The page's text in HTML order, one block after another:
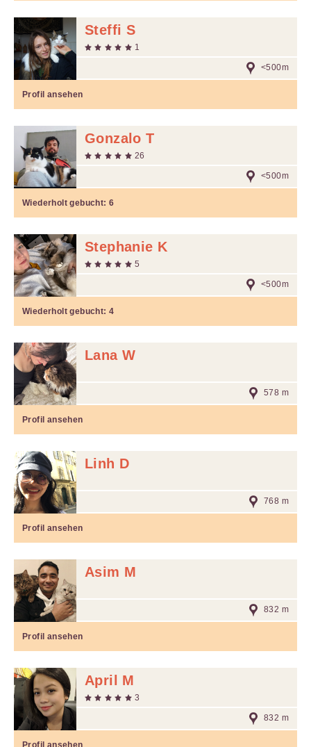
Steffi S
1
<500m
Profil ansehen
Gonzalo T
26
<500m
Wiederholt gebucht:6
Stephanie K
5
<500m
Wiederholt gebucht:4
Lana W
578 m
Profil ansehen
Linh D
768 m
Profil ansehen
Asim M
832 m
Profil ansehen
April M
3
832 m
Profil ansehen